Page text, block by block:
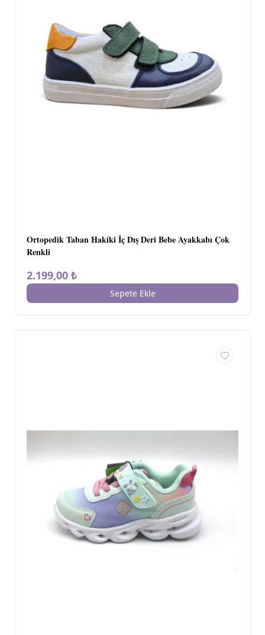
Ortopedik Taban Hakiki İç Dış Deri Bebe Ayakkabı Çok
Renkli
2.199,00 ₺
Sepete Ekle